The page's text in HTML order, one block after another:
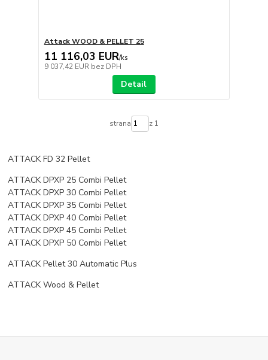
Attack WOOD & PELLET 25
11 116,03 EUR/ks
9 037,42 EUR bez DPH
Detail
strana z 1
ATTACK FD 32 Pellet
ATTACK DPXP 25 Combi Pellet
ATTACK DPXP 30 Combi Pellet
ATTACK DPXP 35 Combi Pellet
ATTACK DPXP 40 Combi Pellet
ATTACK DPXP 45 Combi Pellet
ATTACK DPXP 50 Combi Pellet
ATTACK Pellet 30 Automatic Plus
ATTACK Wood & Pellet